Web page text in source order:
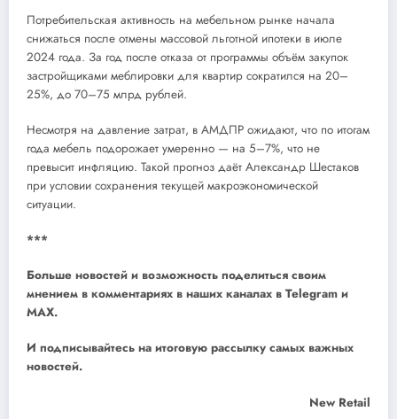
Потребительская активность на мебельном рынке начала
снижаться после отмены массовой льготной ипотеки в июле
2024 года. За год после отказа от программы объём закупок
застройщиками меблировки для квартир сократился на 20–
25%, до 70–75 млрд рублей.
Несмотря на давление затрат, в АМДПР ожидают, что по итогам
года мебель подорожает умеренно — на 5–7%, что не
превысит инфляцию. Такой прогноз даёт Александр Шестаков
при условии сохранения текущей макроэкономической
ситуации.
***
Больше новостей и возможность поделиться своим
мнением в комментариях в наших каналах в Telegram и
MAX.
И подписывайтесь на итоговую рассылку самых важных
новостей.
New Retail